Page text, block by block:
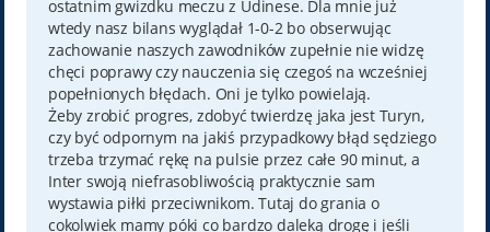
ostatnim gwizdku meczu z Udinese. Dla mnie już
wtedy nasz bilans wyglądał 1-0-2 bo obserwując
zachowanie naszych zawodników zupełnie nie widzę
chęci poprawy czy nauczenia się czegoś na wcześniej
popełnionych błędach. Oni je tylko powielają.
Żeby zrobić progres, zdobyć twierdzę jaka jest Turyn,
czy być odpornym na jakiś przypadkowy błąd sędziego
trzeba trzymać rękę na pulsie przez całe 90 minut, a
Inter swoją niefrasobliwością praktycznie sam
wystawia piłki przeciwnikom. Tutaj do grania o
cokolwiek mamy póki co bardzo daleką drogę i jeśli